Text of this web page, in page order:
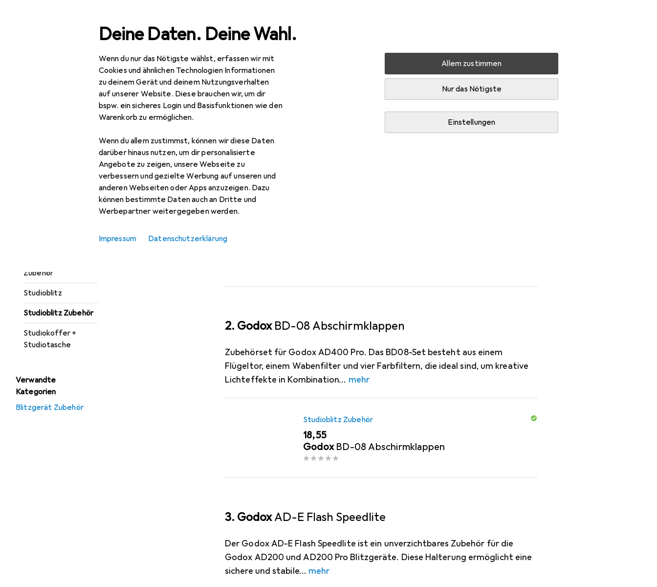
Deine Daten. Deine Wahl.
Wenn du nur das Nötigste wählst, erfassen wir mit
Cookies und ähnlichen Technologien Informationen
zu deinem Gerät und deinem Nutzungsverhalten
auf unserer Website. Diese brauchen wir, um dir
bspw. ein sicheres Login und Basisfunktionen wie den
Warenkorb zu ermöglichen.
Wenn du allem zustimmst, können wir diese Daten
darüber hinaus nutzen, um dir personalisierte
Angebote zu zeigen, unsere Webseite zu
verbessern und gezielte Werbung auf unseren und
anderen Webseiten oder Apps anzuzeigen. Dazu
können bestimmte Daten auch an Dritte und
Werbepartner weitergegeben werden.
Allem zustimmen
Nur das Nötigste
Einstellungen
Impressum Datenschutzerklärung
Navigation nach Kategorien
Zubehör
Studioblitz
Studioblitz Zubehör
Studiokoffer +
Studiotasche
Verwandte
Kategorien
Blitzgerät Zubehör
Bestseller Studioblitz Zubehöre
Diese Seite bleibt immer aktuell und wird automatisch aktualisiert. i
1. Godox1200ws Blitzlicht fÃ¼r AD600 Serie
Godox 1200ws Blitzröhre für AD600.
2. GodoxBD-08 Abschirmklappen
Zubehörset für Godox AD400 Pro. Das BD08-Set besteht aus einem
Flügeltor, einem Wabenfilter und vier Farbfiltern, die ideal sind, um kreative
Lichteffekte in Kombination
mehr
Studioblitz Zubehör
EUR
18,55
Godox BD-08 Abschirmklappen
3. GodoxAD-E Flash Speedlite
Der Godox AD-E Flash Speedlite ist ein unverzichtbares Zubehör für die
Godox AD200 und AD200 Pro Blitzgeräte. Diese Halterung ermöglicht eine
sichere und stabile
mehr